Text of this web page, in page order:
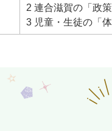
2 連合滋賀の「政
3 児童・生徒の「